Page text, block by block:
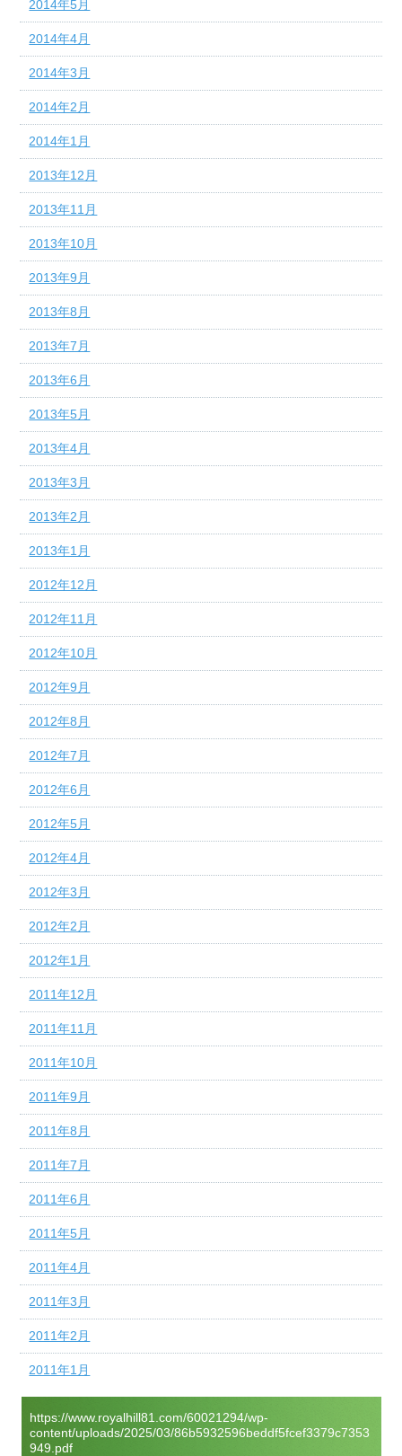
2014年5月
2014年4月
2014年3月
2014年2月
2014年1月
2013年12月
2013年11月
2013年10月
2013年9月
2013年8月
2013年7月
2013年6月
2013年5月
2013年4月
2013年3月
2013年2月
2013年1月
2012年12月
2012年11月
2012年10月
2012年9月
2012年8月
2012年7月
2012年6月
2012年5月
2012年4月
2012年3月
2012年2月
2012年1月
2011年12月
2011年11月
2011年10月
2011年9月
2011年8月
2011年7月
2011年6月
2011年5月
2011年4月
2011年3月
2011年2月
2011年1月
https://www.royalhill81.com/60021294/wp-
content/uploads/2025/03/86b5932596beddf5fcef3379c7353
949.pdf